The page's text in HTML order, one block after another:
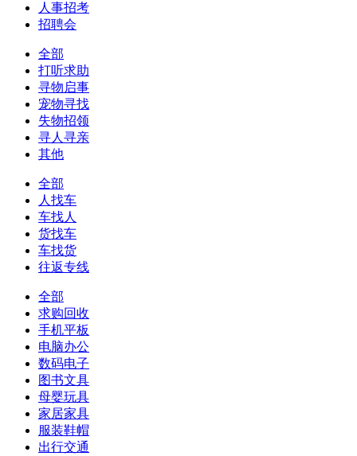
人事招考
招聘会
全部
打听求助
寻物启事
宠物寻找
失物招领
寻人寻亲
其他
全部
人找车
车找人
货找车
车找货
往返专线
全部
求购回收
手机平板
电脑办公
数码电子
图书文具
母婴玩具
家居家具
服装鞋帽
出行交通